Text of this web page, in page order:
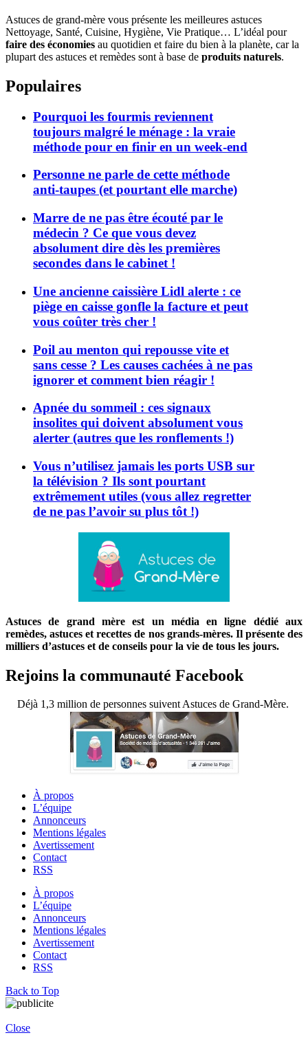
Astuces de grand-mère vous présente les meilleures astuces
Nettoyage, Santé, Cuisine, Hygiène, Vie Pratique… L’idéal pour
faire des économies au quotidien et faire du bien à la planète, car la
plupart des astuces et remèdes sont à base de produits naturels.
Populaires
Pourquoi les fourmis reviennent
toujours malgré le ménage : la vraie
méthode pour en finir en un week-end
Personne ne parle de cette méthode
anti-taupes (et pourtant elle marche)
Marre de ne pas être écouté par le
médecin ? Ce que vous devez
absolument dire dès les premières
secondes dans le cabinet !
Une ancienne caissière Lidl alerte : ce
piège en caisse gonfle la facture et peut
vous coûter très cher !
Poil au menton qui repousse vite et
sans cesse ? Les causes cachées à ne pas
ignorer et comment bien réagir !
Apnée du sommeil : ces signaux
insolites qui doivent absolument vous
alerter (autres que les ronflements !)
Vous n’utilisez jamais les ports USB sur
la télévision ? Ils sont pourtant
extrêmement utiles (vous allez regretter
de ne pas l’avoir su plus tôt !)
Astuces de grand mère est un média en ligne dédié aux
remèdes, astuces et recettes de nos grands-mères. Il présente des
milliers d’astuces et de conseils pour la vie de tous les jours.
Rejoins la communauté Facebook
Déjà 1,3 million de personnes suivent Astuces de Grand-Mère.
À propos
L’équipe
Annonceurs
Mentions légales
Avertissement
Contact
RSS
À propos
L’équipe
Annonceurs
Mentions légales
Avertissement
Contact
RSS
Back to Top
Close